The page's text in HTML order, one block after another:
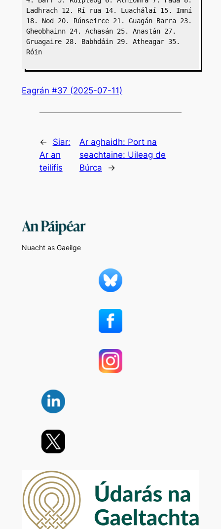
Ladhrach 12. Rí rua 14. Luachálaí 15. Imní
18. Nod 20. Rúnseirce 21. Guagán Barra 23.
Gheobhainn 24. Achasán 25. Anastán 27.
Gruagaire 28. Babhdáin 29. Atheagar 35.
Róin
Eagrán #37 (2025-07-11)
←
Siar:
Ar an
teilifís
Ar aghaidh: Port na
seachtaine: Uileag de
Búrca
→
Nuacht as Gaeilge